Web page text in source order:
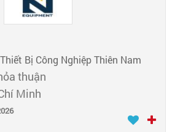
Bị Công Nghiệp Thiên Nam
thuận
Minh